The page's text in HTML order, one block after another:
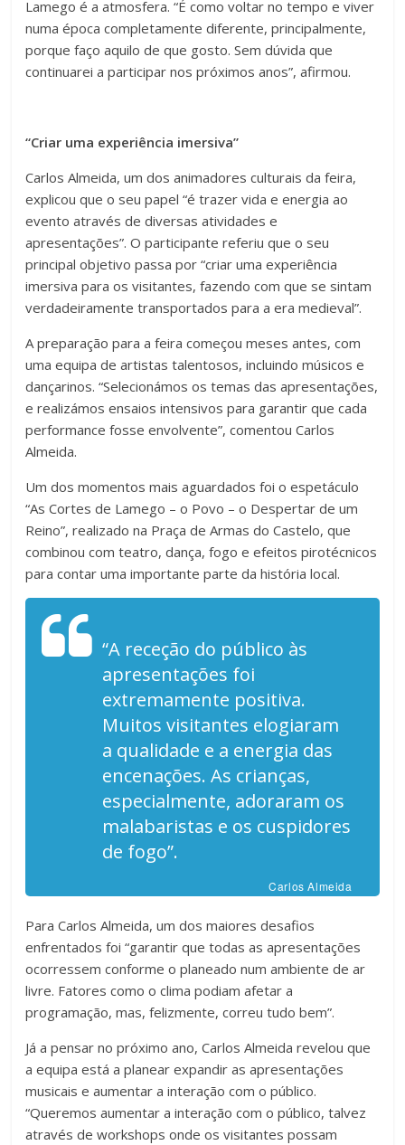
Lamego é a atmosfera. “É como voltar no tempo e viver
numa época completamente diferente, principalmente,
porque faço aquilo de que gosto. Sem dúvida que
continuarei a participar nos próximos anos”, afirmou.
“Criar uma experiência imersiva”
Carlos Almeida, um dos animadores culturais da feira,
explicou que o seu papel “é trazer vida e energia ao
evento através de diversas atividades e
apresentações”. O participante referiu que o seu
principal objetivo passa por “criar uma experiência
imersiva para os visitantes, fazendo com que se sintam
verdadeiramente transportados para a era medieval”.
A preparação para a feira começou meses antes, com
uma equipa de artistas talentosos, incluindo músicos e
dançarinos. “Selecionámos os temas das apresentações,
e realizámos ensaios intensivos para garantir que cada
performance fosse envolvente”, comentou Carlos
Almeida.
Um dos momentos mais aguardados foi o espetáculo
“As Cortes de Lamego – o Povo – o Despertar de um
Reino”, realizado na Praça de Armas do Castelo, que
combinou com teatro, dança, fogo e efeitos pirotécnicos
para contar uma importante parte da história local.
“A receção do público às
apresentações foi
extremamente positiva.
Muitos visitantes elogiaram
a qualidade e a energia das
encenações. As crianças,
especialmente, adoraram os
malabaristas e os cuspidores
de fogo”.
Carlos Almeida
Para Carlos Almeida, um dos maiores desafios
enfrentados foi “garantir que todas as apresentações
ocorressem conforme o planeado num ambiente de ar
livre. Fatores como o clima podiam afetar a
programação, mas, felizmente, correu tudo bem”.
Já a pensar no próximo ano, Carlos Almeida revelou que
a equipa está a planear expandir as apresentações
musicais e aumentar a interação com o público.
“Queremos aumentar a interação com o público, talvez
através de workshops onde os visitantes possam